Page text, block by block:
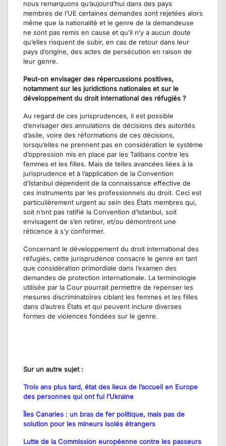
nous remarquons qu’aujourd’hui dans des pays
membres de l’UE certaines demandes sont rejetées alors
même que la nationalité et le genre de la demandeuse
ne sont pas remis en cause et qu’il n’y a aucun doute
qu’elles risquent de subir, en cas de retour dans leur
pays d’origine, des actes de persécution en raison de
leur genre.
Peut-on envisager des répercussions positives,
notamment sur les juridictions nationales et sur le
développement du droit international des réfugiés ?
Au regard de ces jurisprudences, il est possible
d’envisager des annulations de décisions des autorités
d’asile, voire des réformations de ces décisions,
lorsqu’elles ne prennent pas en considération le système
d’oppression mis en place par les Talibans contre les
femmes et les filles. Mais de telles avancées liées à la
jurisprudence et à l’application de la Convention
d’Istanbul dépendent de la connaissance effective de
ces instruments par les professionnels du droit. Ceci est
particulièrement urgent au sein des États membres qui,
soit n’ont pas ratifié la Convention d’Istanbul, soit
envisagent de s’en retirer, et/ou démontrent une
réticence à s’y conformer.
Concernant le développement du droit international des
réfugiés, cette jurisprudence consacre le genre en tant
que considération primordiale dans l’examen des
demandes de protection internationale. La terminologie
utilisée par la Cour pourrait permettre de repenser les
mesures discriminatoires ciblant les femmes et les filles
dans d’autres États et qui peuvent inclure diverses
formes de violences fondées sur le genre.
Sur un autre sujet :
Trois ans plus tard, état des lieux de l’accueil en Europe
des personnes qui ont fui l’Ukraine
Îles Canaries : un bras de fer politique, mais pas de
solution pour les mineurs isolés étrangers
Lutte de la Commission européenne contre les passeurs